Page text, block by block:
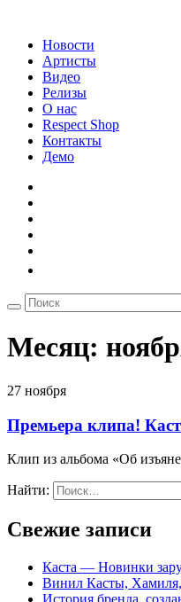
Новости
Артисты
Видео
Релизы
О нас
Respect Shop
Контакты
Демо
Месяц:
27 ноября
Премьера клипа!
Клип из альбома «Об
Найти:
Свежие записи
Каста — Новинки
Винил Касты,